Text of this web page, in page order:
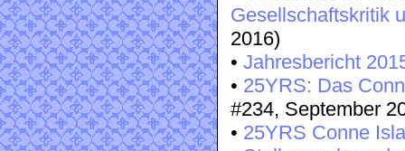
Gesellschaftskritik
2016)
• Jahresbericht
• 25YRS: Das
#234, September
• 25YRS Conne